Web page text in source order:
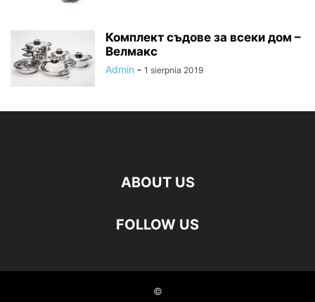
Комплект съдове за всеки дом –
Велмакс
Admin - 1 sierpnia 2019
ABOUT US
FOLLOW US
©